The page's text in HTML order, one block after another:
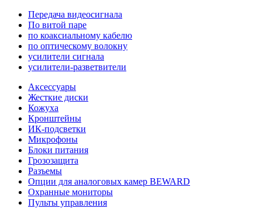
Передача видеосигнала
По витой паре
по коаксиальному кабелю
по оптическому волокну
усилители сигнала
усилители-разветвители
Аксессуары
Жесткие диски
Кожуха
Кронштейны
ИК-подсветки
Микрофоны
Блоки питания
Грозозащита
Разъемы
Опции для аналоговых камер BEWARD
Охранные мониторы
Пульты управления